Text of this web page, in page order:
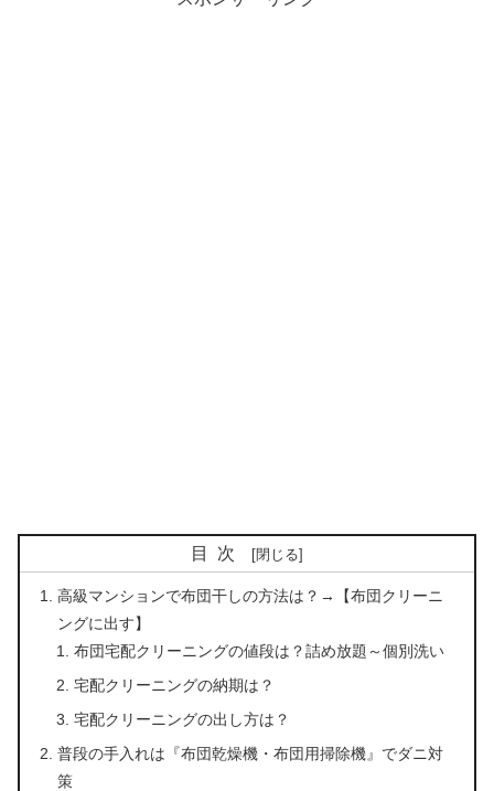
目次
高級マンションで布団干しの方法は？→【布団クリーニ
ングに出す】
布団宅配クリーニングの値段は？詰め放題～個別洗い
宅配クリーニングの納期は？
宅配クリーニングの出し方は？
普段の手入れは『布団乾燥機・布団用掃除機』でダニ対
策